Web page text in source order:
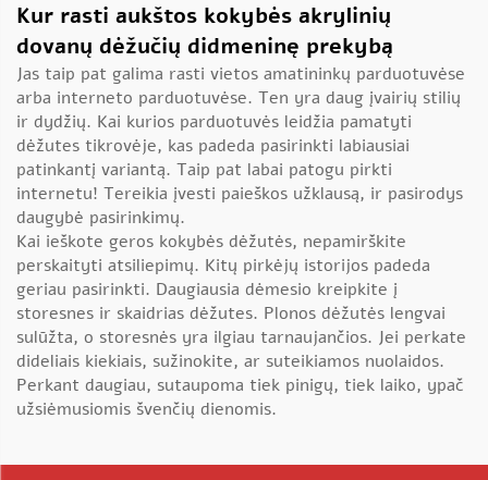
Kur rasti aukštos kokybės akrylinių
dovanų dėžučių didmeninę prekybą
Jas taip pat galima rasti vietos amatininkų parduotuvėse
arba interneto parduotuvėse. Ten yra daug įvairių stilių
ir dydžių. Kai kurios parduotuvės leidžia pamatyti
dėžutes tikrovėje, kas padeda pasirinkti labiausiai
patinkantį variantą. Taip pat labai patogu pirkti
internetu! Tereikia įvesti paieškos užklausą, ir pasirodys
daugybė pasirinkimų.
Kai ieškote geros kokybės dėžutės, nepamirškite
perskaityti atsiliepimų. Kitų pirkėjų istorijos padeda
geriau pasirinkti. Daugiausia dėmesio kreipkite į
storesnes ir skaidrias dėžutes. Plonos dėžutės lengvai
sulūžta, o storesnės yra ilgiau tarnaujančios. Jei perkate
dideliais kiekiais, sužinokite, ar suteikiamos nuolaidos.
Perkant daugiau, sutaupoma tiek pinigų, tiek laiko, ypač
užsiėmusiomis švenčių dienomis.